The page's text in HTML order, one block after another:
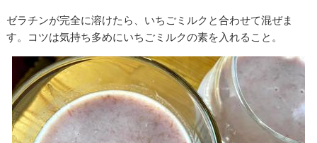
ゼラチンが完全に溶けたら、いちごミルクと合わせて混ぜま
す。コツは気持ち多めにいちごミルクの素を入れること。